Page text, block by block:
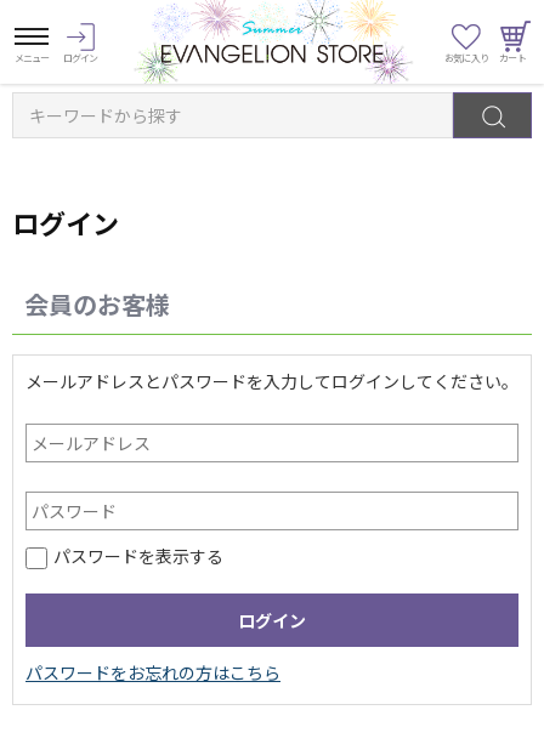
キーワードから探す
ログイン
会員のお客様
メールアドレスとパスワードを入力してログインしてください。
パスワードを表示する